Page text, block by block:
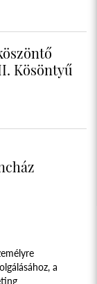
Kösöntyű
a